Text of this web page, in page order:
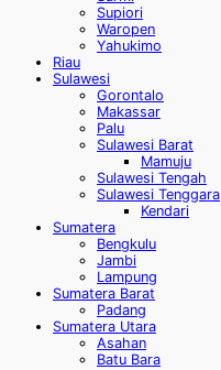
Supiori
Waropen
Yahukimo
Riau
Sulawesi
Gorontalo
Makassar
Palu
Sulawesi Barat
Mamuju
Sulawesi Tengah
Sulawesi Tenggara
Kendari
Sumatera
Bengkulu
Jambi
Lampung
Sumatera Barat
Padang
Sumatera Utara
Asahan
Batu Bara